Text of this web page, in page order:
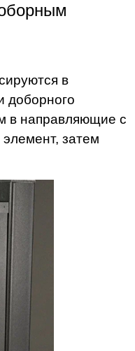
в
доборного
в направляющие с
затем